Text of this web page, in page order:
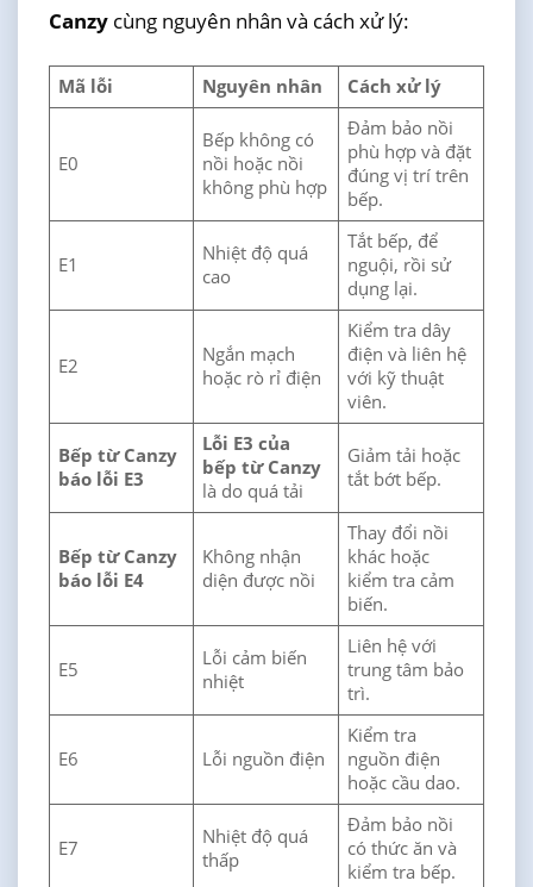
Canzycùng nguyên nhân và cách xử lý:
Mã lỗi Nguyên nhân Cách xử lý
E0
Bếp không có
nồi hoặc nồi
không phù hợp
Đảm bảo nồi
phù hợp và đặt
đúng vị trí trên
bếp.
E1
Nhiệt độ quá
cao
Tắt bếp, để
nguội, rồi sử
dụng lại.
E2
Ngắn mạch
hoặc rò rỉ điện
Kiểm tra dây
điện và liên hệ
với kỹ thuật
viên.
Bếp từ Canzy
báo lỗi E3
Lỗi E3 của
bếp từ Canzy
là do quá tải
Giảm tải hoặc
tắt bớt bếp.
Bếp từ Canzy
báo lỗi E4
Không nhận
diện được nồi
Thay đổi nồi
khác hoặc
kiểm tra cảm
biến.
E5
Lỗi cảm biến
nhiệt
Liên hệ với
trung tâm bảo
trì.
E6 Lỗi nguồn điện
Kiểm tra
nguồn điện
hoặc cầu dao.
E7
Nhiệt độ quá
thấp
Đảm bảo nồi
có thức ăn và
kiểm tra bếp.